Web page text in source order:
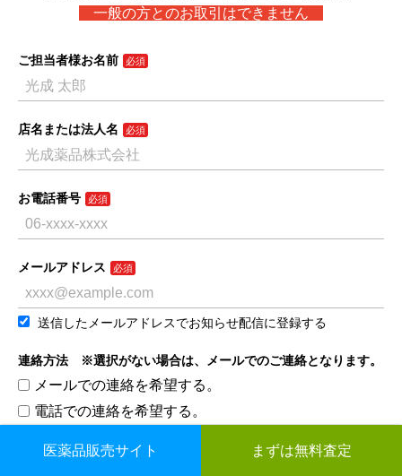
医薬品販売サイト まずは無料査定
一般の方とのお取引はできません
ご担当者様お名前
店名または法人名
お電話番号
メールアドレス
送信したメールアドレスでお知らせ配信に登録する
連絡方法 ※選択がない場合は、メールでのご連絡となります。
メールでの連絡を希望する。
電話での連絡を希望する。
お問合わせ内容